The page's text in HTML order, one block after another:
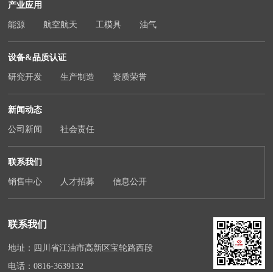
产业应用
能源 航空航天 工模具 油气
设备&品质认证
研究开发 生产制造 资质荣誉
新闻动态
公司新闻 社会责任
联系我们
销售中心 人才招募 信息公开
联系我们
地址：四川省江油市高新区宝轮路西段
电话：0816-3639132